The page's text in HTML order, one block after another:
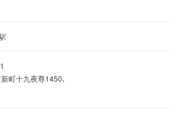
町十九夜尊1450､